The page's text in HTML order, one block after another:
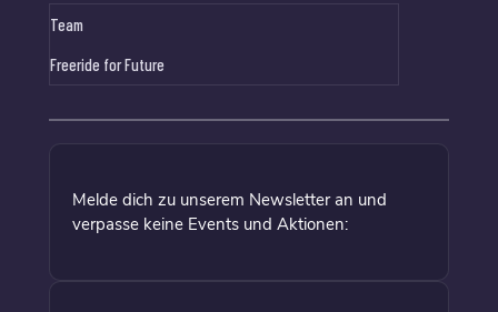
Team
Freeride for Future
Melde dich zu unserem Newsletter an und
verpasse keine Events und Aktionen: